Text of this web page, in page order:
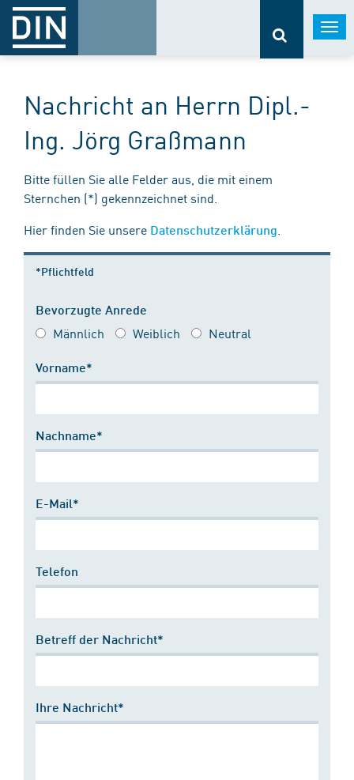
Nachricht an Herrn Dipl.-
Ing. Jörg Graßmann
Bitte füllen Sie alle Felder aus, die mit einem
Sternchen (*) gekennzeichnet sind.
Hier finden Sie unsere Datenschutzerklärung
*Pflichtfeld
Bevorzugte Anrede
Männlich Weiblich Neutral
Vorname*
Nachname*
E-Mail*
Telefon
Betreff der Nachricht*
Ihre Nachricht*